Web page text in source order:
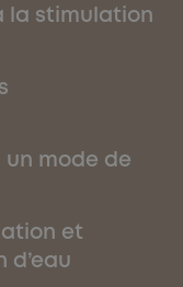
la stimulation
mode de
et